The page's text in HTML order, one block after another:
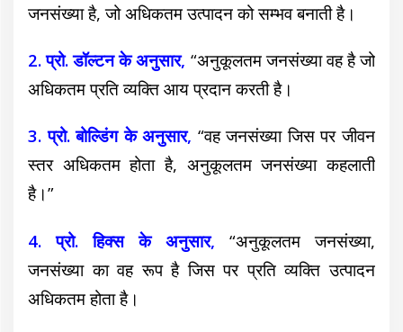
जनसंख्या है, जो अधिकतम उत्पादन को सम्भव बनाती है।
2. प्रो. डॉल्टन के अनुसार, “अनुकूलतम जनसंख्या वह है जो
अधिकतम प्रति व्यक्ति आय प्रदान करती है।
3. प्रो. बोल्डिंग के अनुसार, “वह जनसंख्या जिस पर जीवन
स्तर अधिकतम होता है, अनुकूलतम जनसंख्या कहलाती
है।”
4. प्रो. हिक्स के अनुसार, “अनुकूलतम जनसंख्या,
जनसंख्या का वह रूप है जिस पर प्रति व्यक्ति उत्पादन
अधिकतम होता है।